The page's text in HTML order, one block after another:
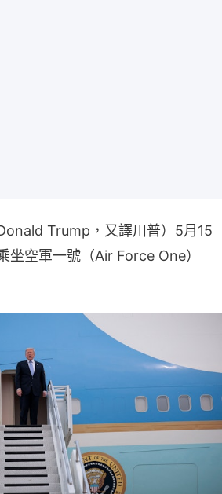
Trump，又譯川普）5月15
坐空軍一號（Air Force One）